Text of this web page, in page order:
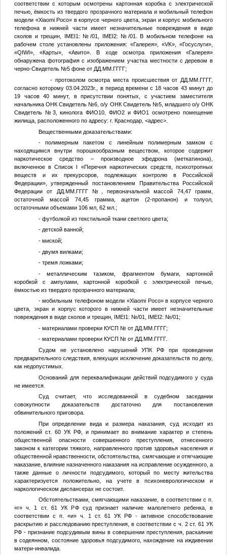
соответствии с которым осмотрены картонная коробка с электрической
печью, ёмкость из твердого прозрачного материала и мобильный телефон
модели «Xiaomi Poco» в корпусе черного цвета, экран и корпус мобильного
телефона в нижней части имеет незначительные повреждения в виде
сколов и трещин, IMEI1: № /01, IMEI2: № /01. В мобильном телефоне на
рабочем столе установлены приложения: «Галерея», «VK», «Госуслуги»,
«QIWI», «Карты», «Авито». В ходе осмотра приложения «Галерея»
обнаружена фотография с изображением участка местности с деревом в
черно-Свидетель №5фоне от ДД.ММ.ГГГГ;
- протоколом осмотра места происшествия от ДД.ММ.ГГГГ,
согласно которому 03.04.2023г., в период времени с 18 часов 43 минут до
19 часов 40 минут, в присутствии понятых, с участием заместителя
начальника ОНКСвидетель №6 , о/у ОНК Свидетель №5, младшего о/у ОНК
Свидетель №3, кинологаФИО10 ФИО2иФИО1
осмотрено помещение
жилища, расположенного по адресу: г. Краснодар, <адрес>.
Вещественными доказательствами:
- полимерным пакетом с линейным полимерным замком с
находящимся внутри порошкообразным веществом, которое содержит
наркотическое средство – производное эфедрона (меткатинона),
включенное в Список I «Перечня наркотических средств, психотропных
веществ и их прекурсоров, подлежащих контролю в Российской
Федерации», утвержденный постановлением Правительства Российской
Федерации от
ДД.ММ.ГГГГ №
, первоначальной массой 74,47 грамм,
остаточной массой 74,45 грамма, ацетон (2-пропанон) и толуол,
остаточными объемами 106 мл, 62 мл.;
- футболкой из текстильной ткани светлого цвета;
- детской ванной;
- миской;
- двумя вилками;
- тремя ложками;
- металлическим тазиком, фрагментом бумаги, картонной
коробкой с ампулами, картонной коробкой с электрической печью,
ёмкостью из твердого прозрачного материала;
- мобильным телефоном модели «Xiaomi Poco» в корпусе черного
цвета, экран и корпус которого в нижней части имеет незначительные
повреждения в виде сколов и трещин, IMEI1: №/01, IMEI2: №/01;
- материалами проверки КУСП №от ДД.ММ.ГГГГ;
- материалами проверки КУСП №от ДД.ММ.ГГГГ.
Судом не установлено нарушений УПК РФ при проведении
предварительного следствия, влекущих исключение доказательств по делу,
как недопустимых.
Оснований для переквалификации действий подсудимого у суда
не имеется.
Суд считает, что исследованной в судебном заседании
совокупности доказательств достаточно для постановления
обвинительного приговора.
При определении вида и размера наказания, суд исходит из
положений ст. 60 УК РФ, и принимает во внимание характер и степень
общественной опасности совершенного преступления, отнесенного
законом к категории тяжкого, направленного против здоровья населения и
общественной нравственности, обстоятельства, смягчающие и отягчающие
наказание, влияние назначенного наказания на исправление осужденного, а
также данные о личности подсудимого, который по месту жительства
характеризуется положительно, на учете в психоневрологическом и
наркологическом диспансерах не состоит.
Обстоятельствами, смягчающими наказание, в соответствии с п.
«г» ч. 1 ст. 61 УК РФ суд признает наличие малолетнего ребенка, в
соответствии с п. «и» ч. 1 ст. 61 УК РФ - активное способствование
раскрытию и расследованию преступления, в соответствии с ч. 2 ст. 61 УК
РФ - признание подсудимым вины в совершении преступления, раскаяние
в содеянном, состояние здоровья подсудимого, нахождение на иждивении
матери-инвалида.